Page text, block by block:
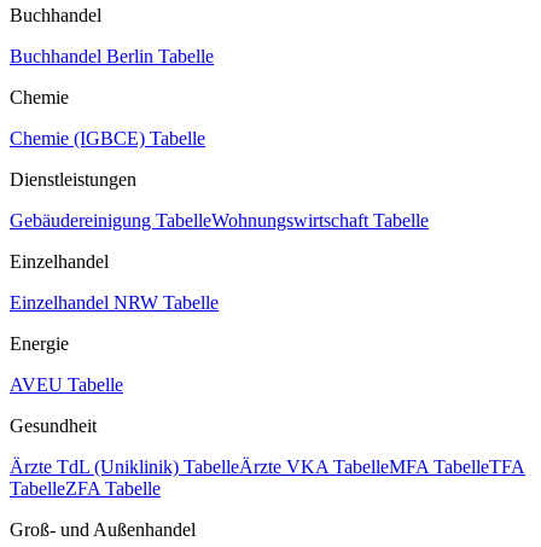
Buchhandel
Buchhandel Berlin Tabelle
Chemie
Chemie (IGBCE) Tabelle
Dienstleistungen
Gebäudereinigung TabelleWohnungswirtschaft Tabelle
Einzelhandel
Einzelhandel NRW Tabelle
Energie
AVEU Tabelle
Gesundheit
Ärzte TdL (Uniklinik) TabelleÄrzte VKA TabelleMFA TabelleTFA
TabelleZFA Tabelle
Groß- und Außenhandel